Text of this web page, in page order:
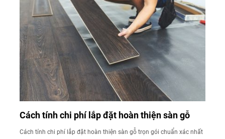
Cách tính chi phí lắp đặt hoàn thiện sàn gỗ
Cách tính chi phí lắp đặt hoàn thiện sàn gỗ trọn gói chuẩn xác nhất